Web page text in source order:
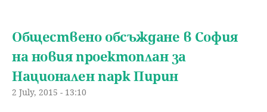
Обществено обсъждане в София
на новия проектоплан за
Национален парк Пирин
2 July, 2015 - 13:10